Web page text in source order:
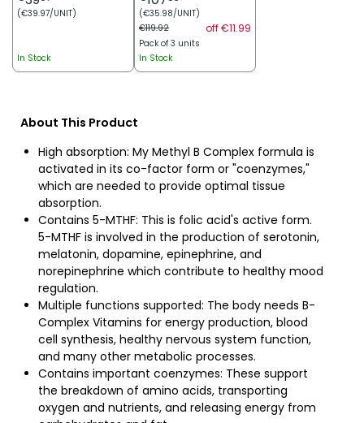
(€39.97/UNIT)
In Stock
(€35.98/UNIT)
€119.92
off €11.99
Pack of 3 units
In Stock
About This Product
High absorption: My Methyl B Complex formula is
activated in its co-factor form or "coenzymes,"
which are needed to provide optimal tissue
absorption.
Contains 5-MTHF: This is folic acid's active form.
5-MTHF is involved in the production of serotonin,
melatonin, dopamine, epinephrine, and
norepinephrine which contribute to healthy mood
regulation.
Multiple functions supported: The body needs B-
Complex Vitamins for energy production, blood
cell synthesis, healthy nervous system function,
and many other metabolic processes.
Contains important coenzymes: These support
the breakdown of amino acids, transporting
oxygen and nutrients, and releasing energy from